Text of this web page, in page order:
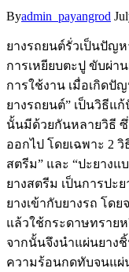
Byadmin_payangrod
ยางรถยนต์รั่วเป็นปัญ
การเหยียบตะปู ขับผ่า
การใช้งาน เมื่อเกิดปั
ยางรถยนต์” เป็นวิธีแ
นั้นมีด้วยกันหลายวิธี
ออกไป โดยเฉพาะ 2
สตรีม” และ “ปะยางแ
ยางสตรีม เป็นการปะ
ยางเข้ากับยางรถ โด
แล้วใช้กระดาษทราย
จากนั้นจึงนําแผ่นยาง
ความร้อนกดทับจนแผ่